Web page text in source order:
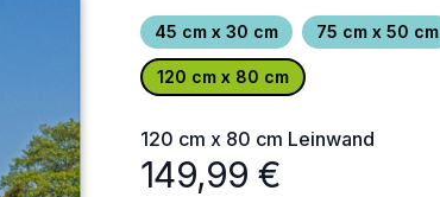
45 cm x 30 cm 75 cm x 50 cm
120 cm x 80 cm
120 cm x 80 cm Leinwand
149,99 €